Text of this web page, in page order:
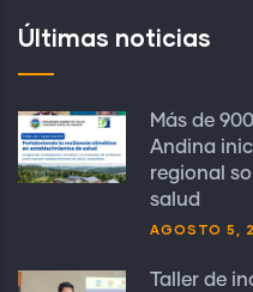
Últimas noticias
Más de
Andina
regional
salud
AGOSTO 5,
Taller de